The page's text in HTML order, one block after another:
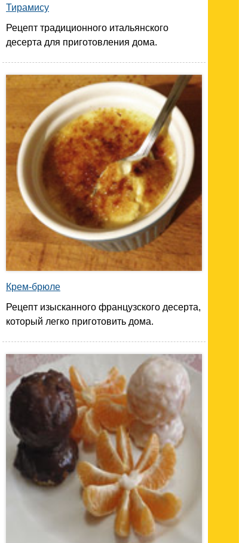
Тирамису
Рецепт традиционного итальянского
десерта для приготовления дома.
Крем-брюле
Рецепт изысканного французского десерта,
который легко приготовить дома.